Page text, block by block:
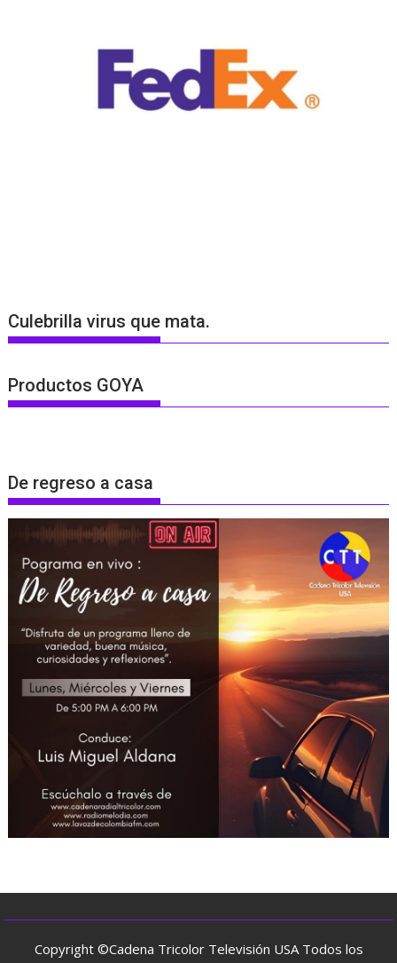
Culebrilla virus que mata.
Productos GOYA
De regreso a casa
Copyright ©Cadena Tricolor Televisión USA Todos los